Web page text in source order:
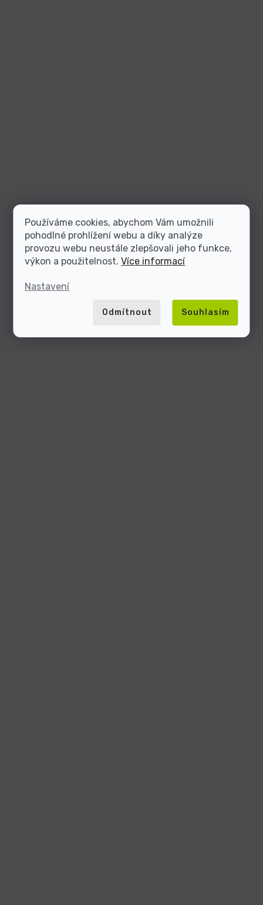
Používáme cookies, abychom Vám umožnili
pohodlné prohlížení webu a díky analýze
provozu webu neustále zlepšovali jeho funkce,
výkon a použitelnost.Více informací
Nastavení
Odmítnout Souhlasím